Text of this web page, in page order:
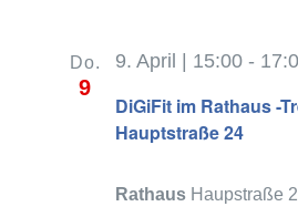
Do.
9
DiGiFit im Rathaus -
Hauptstraße 24
9. April | 15:00-
Rathaus Haupstraße